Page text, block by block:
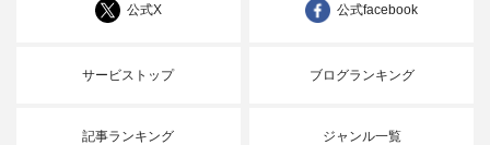
公式X 公式facebook
サービストップ ブログランキング
記事ランキング ジャンル一覧